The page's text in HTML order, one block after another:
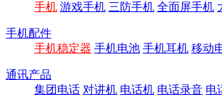
手机 游戏手机 三防手机 全面屏手机
手机配件
手机稳定器 手机电池 手机耳机 移动
通讯产品
集团电话 对讲机 电话机 电话录音 电